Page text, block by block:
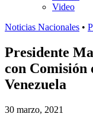
Video
Noticias Nacionales •
Presidente
con Comisión
Venezuela
30 marzo, 2021